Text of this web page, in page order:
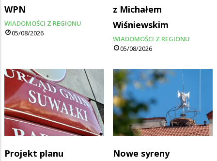
WPN
WIADOMOŚCI Z REGIONU
05/08/2026
z Michałem
Wiśniewskim
WIADOMOŚCI Z REGIONU
05/08/2026
Projekt planu
Nowe syreny